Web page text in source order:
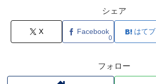
シェア
X Facebook
0
はてブ
フォロー